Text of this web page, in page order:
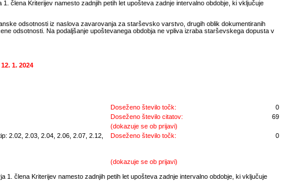
člena Kriterijev namesto zadnjih petih let upošteva zadnje intervalno obdobje, ki vključuje
odsotnosti iz naslova zavarovanja za starševsko varstvo, drugih oblik dokumentiranih
odsotnosti. Na podaljšanje upoštevanega obdobja ne vpliva izraba starševskega dopusta v
12. 1. 2024
Doseženo število točk:
0
Doseženo število citatov:
69
(dokazuje se ob prijavi)
2.02, 2.03, 2.04, 2.06, 2.07, 2.12,
Doseženo število točk: 0
(dokazuje se ob prijavi)
člena Kriterijev namesto zadnjih petih let upošteva zadnje intervalno obdobje, ki vključuje